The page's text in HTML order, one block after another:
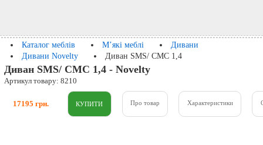
Каталог меблів М’які меблі
Дивани
Дивани Novelty
Диван SMS/ СМС 1,4
Диван SMS/ СМС 1,4 - Novelty
Артикул товару: 8210
17195 грн. Про товар Характеристики